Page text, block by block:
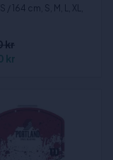
/ 164 cm, S, M, L, XL,
kr
kr